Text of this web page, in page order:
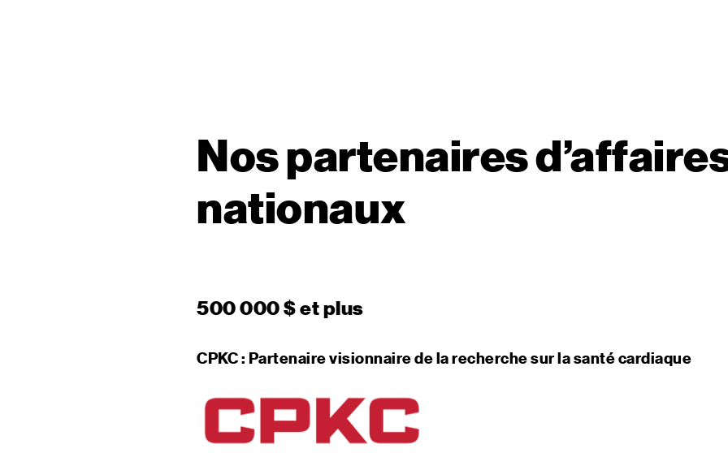
Nos partenaires
nationaux
500 000 $ et plus
CPKC : Partenaire visionnaire de la recherche sur la santé cardiaque